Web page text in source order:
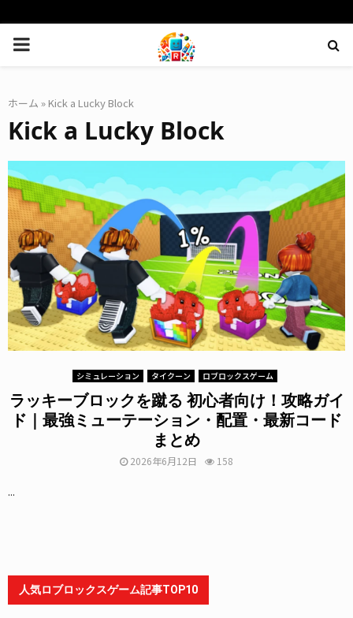
PRIMARY
ホーム » Kick a Lucky Block
Kick a Lucky Block
シミュレーション タイクーン ロブロックスゲーム
ラッキーブロックを蹴る 初心者向け！攻略ガイ
ド｜最強ミューテーション・配置・最新コード
まとめ
2026年6月12日 158
...
人気ロブロックスゲーム記事TOP10